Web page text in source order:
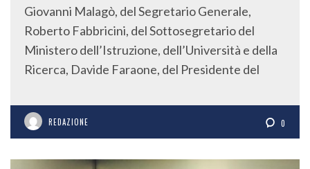
Giovanni Malagò, del Segretario Generale,
Roberto Fabbricini, del Sottosegretario del
Ministero dell’Istruzione, dell’Università e della
Ricerca, Davide Faraone, del Presidente del
REDAZIONE 0